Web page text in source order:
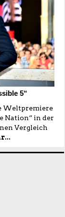
5“
Weltpremiere
Nation“ in der
Vergleich